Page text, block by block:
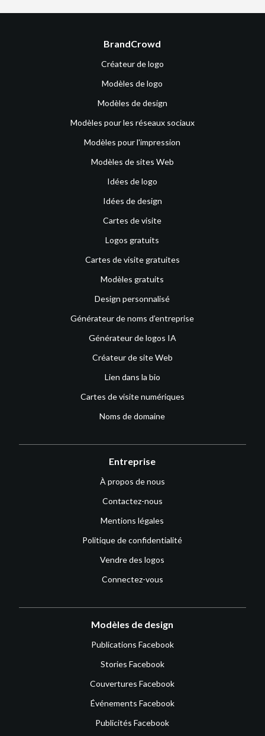
BrandCrowd
Créateur de logo
Modèles de logo
Modèles de design
Modèles pour les réseaux sociaux
Modèles pour l'impression
Modèles de sites Web
Idées de logo
Idées de design
Cartes de visite
Logos gratuits
Cartes de visite gratuites
Modèles gratuits
Design personnalisé
Générateur de noms d’entreprise
Générateur de logos IA
Créateur de site Web
Lien dans la bio
Cartes de visite numériques
Noms de domaine
Entreprise
À propos de nous
Contactez-nous
Mentions légales
Politique de confidentialité
Vendre des logos
Connectez-vous
Modèles de design
Publications Facebook
Stories Facebook
Couvertures Facebook
Événements Facebook
Publicités Facebook